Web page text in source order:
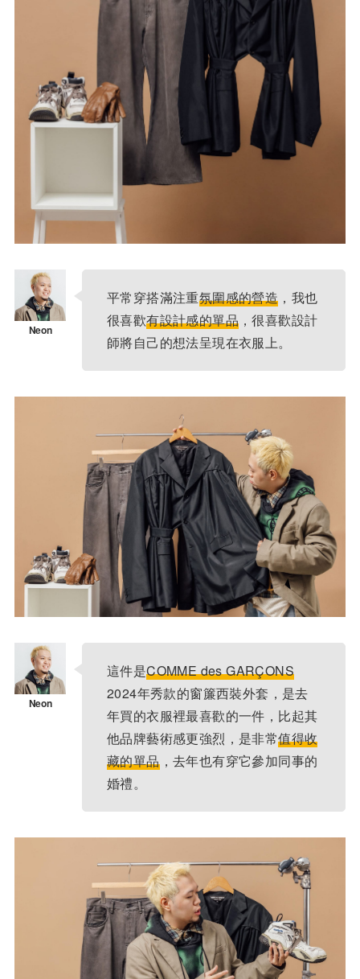
平常穿搭滿注重氛圍感的營造 ，我也
很喜歡有設計感的單品，很喜歡設計
師將自己的想法呈現在衣服上。
這件是COMME des GARÇONS
2024年秀款的窗簾西裝外套，是去
年買的衣服裡最喜歡的一件，比起其
他品牌藝術感更強烈，是非常值得收
藏的單品，去年也有穿它參加同事的
婚禮。